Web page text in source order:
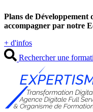
au
contenu
Plans de Développement
accompagner par notre
+ d'infos
Rechercher une